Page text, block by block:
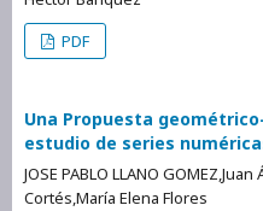
PDF
Una Propuesta
estudio de series
JOSE PABLO LLANO
Cortés,María Elena Flores